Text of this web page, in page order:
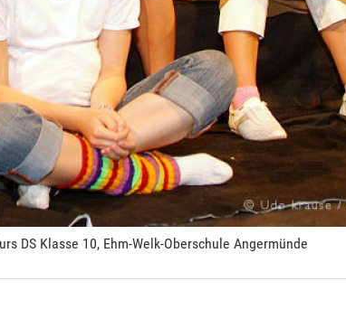
DS Klasse 10, Ehm-Welk-Oberschule Angermünde